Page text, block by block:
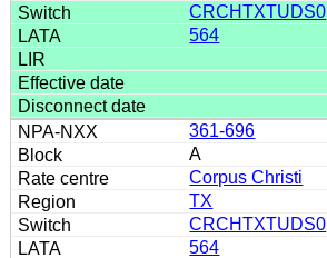
CRCHTXTUDS0
564
361-696
A
Corpus Christi
TX
CRCHTXTUDS0
564